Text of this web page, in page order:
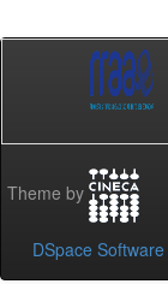
Theme by
DSpace Software